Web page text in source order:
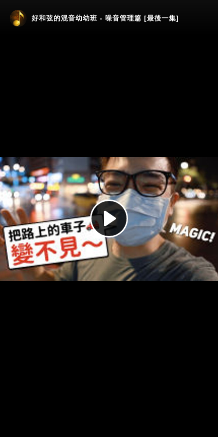
Play
Video
好和弦的混音幼幼班 - 噪音管理篇 [最後一集]